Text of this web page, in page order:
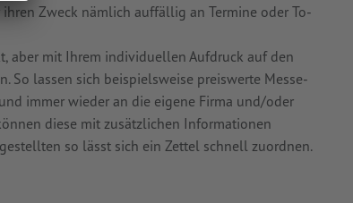
Zweck nämlich auffällig an Termine oder To-
aber mit Ihrem individuellen Aufdruck auf den
lassen sich beispielsweise preiswerte Messe-
immer wieder an die eigene Firma und/oder
diese mit zusätzlichen Informationen
so lässt sich ein Zettel schnell zuordnen.